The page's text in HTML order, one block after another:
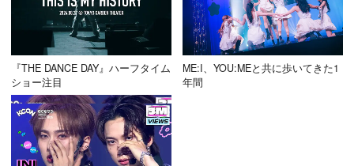
『THE DANCE DAY』ハーフタイム
ショー注目
ME:I、YOU:MEと共に歩いてきた1
年間